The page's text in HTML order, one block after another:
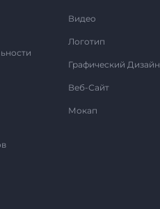
Видео
Логотип
Графический Дизайн
Веб-Сайт
Мокап